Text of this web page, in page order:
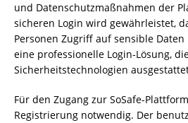
und Datenschutzmaßnahmen der
sicheren Login wird gewährleistet,
Personen Zugriff auf sensible Daten
eine professionelle Login-Lösung,
Sicherheitstechnologien
Für den Zugang zur SoSafe-
Registrierung notwendig. Der